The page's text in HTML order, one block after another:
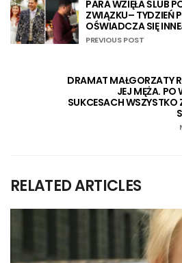
PARA WZIĘŁA ŚLUB
ZWIĄZKU– TYDZIEŃ
OŚWIADCZA SIĘ
PREVIOUS POST
DRAMAT MAŁGORZATY
JEJ MĘŻA. PO
SUKCESACH WSZYSTKO
RELATED ARTICLES